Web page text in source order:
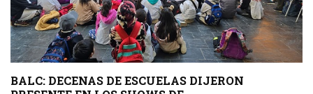
BALC: DECENAS DE ESCUELAS DIJERON